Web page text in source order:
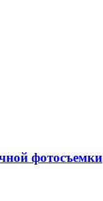
фотосъемки